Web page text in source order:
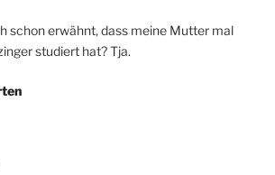
schon erwähnt, dass meine Mutter mal
studiert hat? Tja.